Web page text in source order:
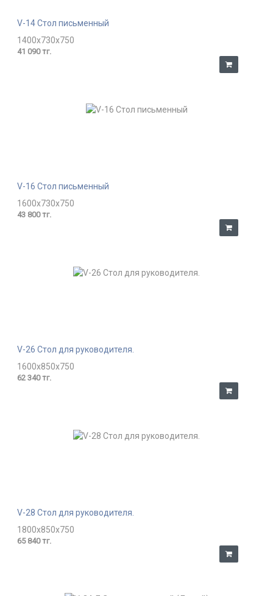
V-14 Стол письменный
1400x730x750
41 090 тг.
V-16 Стол письменный
1600x730x750
43 800 тг.
V-26 Стол для руководителя.
1600x850x750
62 340 тг.
V-28 Стол для руководителя.
1800x850x750
65 840 тг.